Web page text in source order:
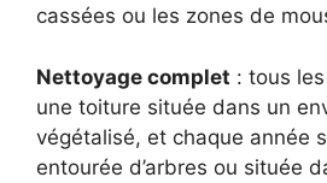
cassées ou les zones de
Nettoyage complet : tous
une toiture située dans un
végétalisé, et chaque année
entourée d’arbres ou située